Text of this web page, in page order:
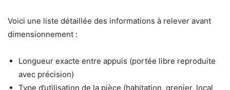
Voici une liste détaillée des informations à relever avant
dimensionnement :
Longueur exacte entre appuis (portée libre reproduite
avec précision)
Type d’utilisation de la pièce (habitation, grenier, local